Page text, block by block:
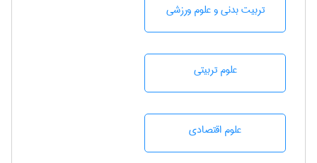
تربيت بدنی و علوم ورزشی
علوم تربيتی
علوم اقتصادی